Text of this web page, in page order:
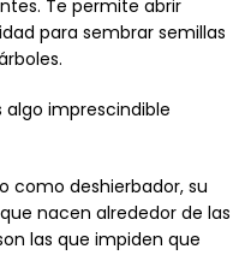
Te permite abrir
para sembrar semillas
algo imprescindible
como deshierbador, su
nacen alrededor de las
las que impiden que